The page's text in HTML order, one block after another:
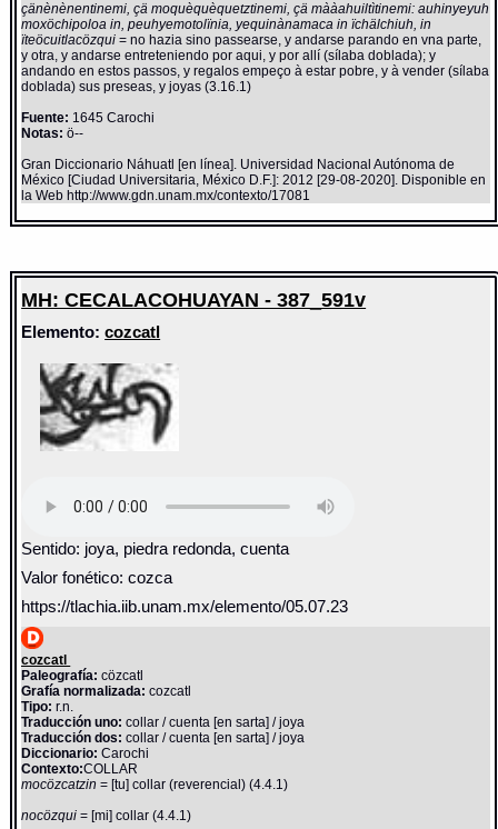
çänènènentinemi, çä moquèquèquetztinemi, çä mààahuiltìtinemi: auhinyeyuh
moxöchipoloa in, peuhyemotolïnia, yequinànamaca in ïchälchiuh, in
ïteöcuitlacözqui= no hazia sino passearse, y andarse parando en vna parte,
y otra, y andarse entreteniendo por aqui, y por allí (sílaba doblada); y
andando en estos passos, y regalos empeço à estar pobre, y à vender (sílaba
doblada) sus preseas, y joyas (3.16.1)
Fuente: 1645 Carochi
Notas: ö--
Gran Diccionario Náhuatl [en línea]. Universidad Nacional Autónoma de
México [Ciudad Universitaria, México D.F.]: 2012 [29-08-2020]. Disponible en
la Web http://www.gdn.unam.mx/contexto/17081
MH: CECALACOHUAYAN - 387_591v
Elemento:cozcatl
Sentido: joya, piedra redonda, cuenta
Valor fonético: cozca
https://tlachia.iib.unam.mx/elemento/05.07.23
cozcatl
Paleografía: cözcatl
Grafía normalizada: cozcatl
Tipo: r.n.
Traducción uno: collar / cuenta [en sarta] / joya
Traducción dos: collar / cuenta [en sarta] / joya
Diccionario:Carochi
Contexto:COLLAR
mocözcatzin= [tu] collar (reverencial) (4.4.1)
nocözqui= [mi] collar (4.4.1)